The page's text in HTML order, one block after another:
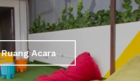
Ruang Acara